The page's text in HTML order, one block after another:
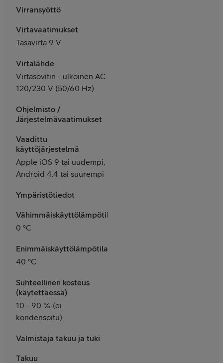
Virransyöttö
Virtavaatimukset
Tasavirta 9 V
Virtalähde
Virtasovitin - ulkoinen AC
120/230 V (50/60 Hz)
Ohjelmisto /
Järjestelmävaatimukset
Vaadittu
käyttöjärjestelmä
Apple iOS 9 tai uudempi,
Android 4.4 tai suurempi
Ympäristötiedot
Vähimmäiskäyttölämpötila
0 °C
Enimmäiskäyttölämpötila
40 °C
Suhteellinen kosteus
(käytettäessä)
10 - 90 % (ei
kondensoitu)
Valmistaja takuu ja tuki
Takuu